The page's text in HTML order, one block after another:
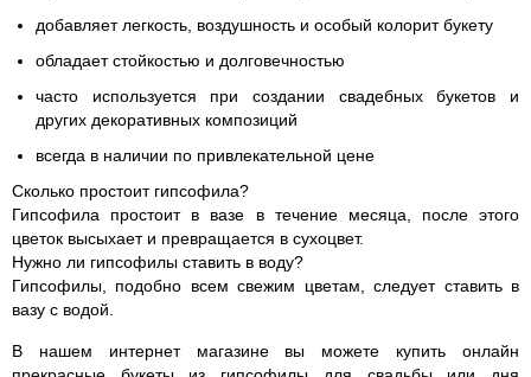
добавляет легкость, воздушность и особый колорит букету
обладает стойкостью и долговечностью
часто используется при создании свадебных букетов и
других декоративных композиций
всегда в наличии по привлекательной цене
Сколько простоит гипсофила?
Гипсофила простоит в вазе в течение месяца, после этого
цветок высыхает и превращается в сухоцвет.
Нужно ли гипсофилы ставить в воду?
Гипсофилы, подобно всем свежим цветам, следует ставить в
вазу с водой.
В нашем интернет магазине вы можете купить онлайн